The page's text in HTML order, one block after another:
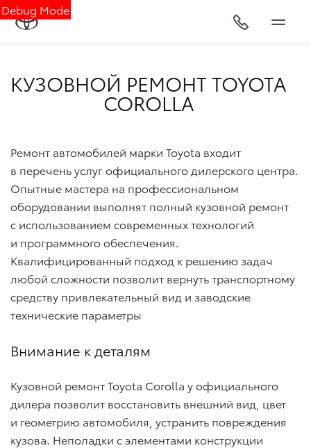
Debug Mode
КУЗОВНОЙ РЕМОНТ TOYOTA
COROLLA
Ремонт автомобилей марки Toyota входит
в перечень услуг официального дилерского центра.
Опытные мастера на профессиональном
оборудовании выполнят полный кузовной ремонт
с использованием современных технологий
и программного обеспечения.
Квалифицированный подход к решению задач
любой сложности позволит вернуть транспортному
средству привлекательный вид и заводские
технические параметры
Внимание к деталям
Кузовной ремонт Toyota Corolla у официального
дилера позволит восстановить внешний вид, цвет
и геометрию автомобиля, устранить повреждения
кузова. Неполадки с элементами конструкции